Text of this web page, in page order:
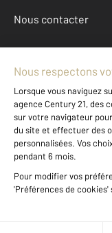
Nous contacter
Mentions
Achat